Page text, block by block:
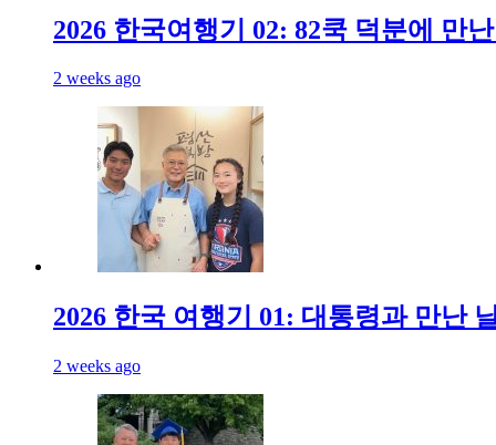
2026 한국여행기 02: 82쿡 덕분에 만
2 weeks ago
2026 한국 여행기 01: 대통령과 만난
2 weeks ago